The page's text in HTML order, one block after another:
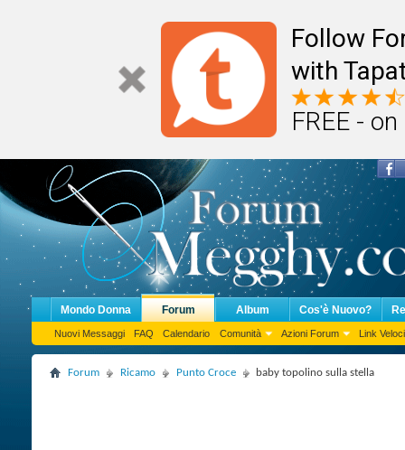
Follow
with
FREE -
Mondo Donna Forum
Nuovi Messaggi FAQ Calendario Comunità Azioni Forum Link Veloci
Album Cos'è Nuovo?
Forum Ricamo Punto Croce baby topolino sulla stella